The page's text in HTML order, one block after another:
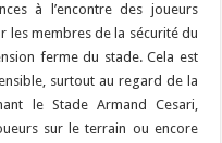
à l’encontre des joueurs
les membres de la sécurité du
ferme du stade. Cela est
surtout au regard de la
le Stade Armand Cesari,
sur le terrain ou encore